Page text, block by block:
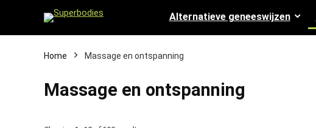
Alternatieve geneeswijzen
Home Massage en ontspanning
Massage en ontspanning